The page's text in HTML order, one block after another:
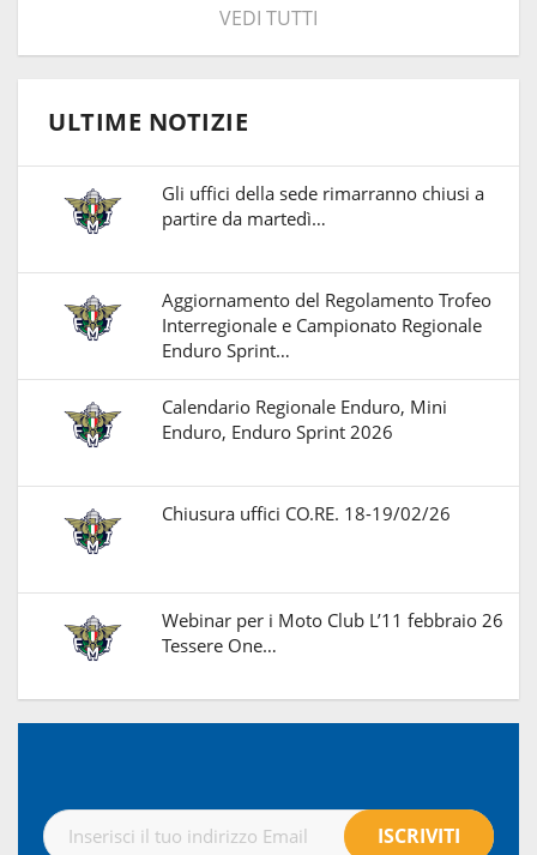
VEDI TUTTI
ULTIME NOTIZIE
Gli uffici della sede rimarranno chiusi a
partire da martedì…
Aggiornamento del Regolamento Trofeo
Interregionale e Campionato Regionale
Enduro Sprint…
Calendario Regionale Enduro, Mini
Enduro, Enduro Sprint 2026
Chiusura uffici CO.RE. 18-19/02/26
Webinar per i Moto Club L’11 febbraio 26
Tessere One…